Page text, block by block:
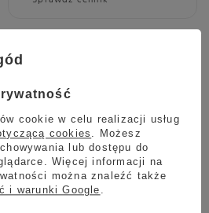
- Pastelowa zieleń
1 299,00 zł
994,00 zł
Najniższa cena z ostatnich 30 dni:
958,00 zł +3%
cookie w celu realizacji usług
cookies
. Możesz
lub dostępu do
Więcej informacji na
można znaleźć także
i warunki Google